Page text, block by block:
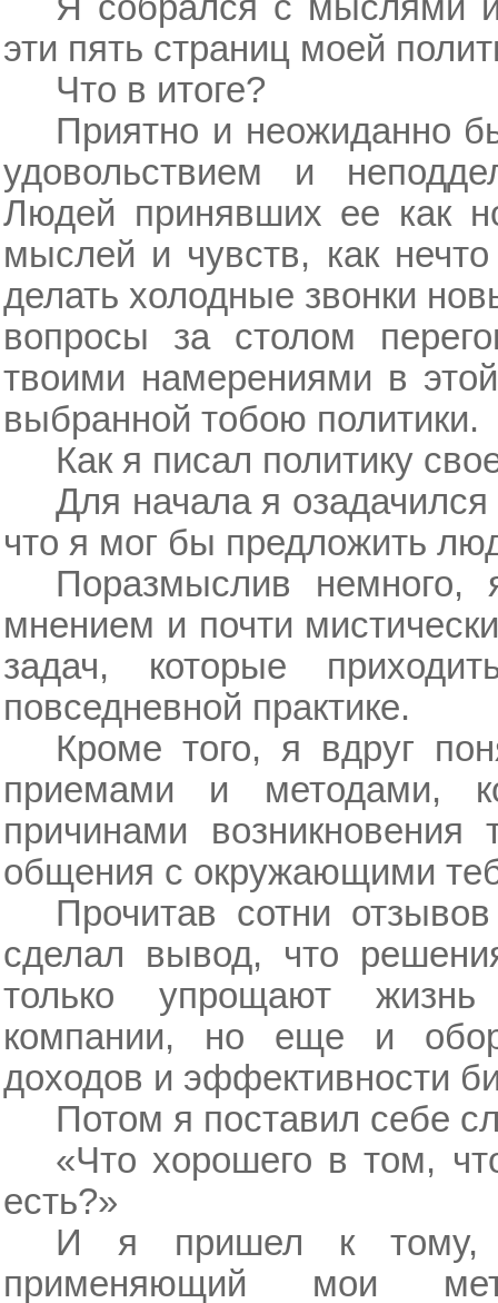
эти пять страниц моей
Что в итоге?
Приятно и неожиданно
удовольствием и
Людей принявших ее как
мыслей и чувств, как
делать холодные звонки
вопросы за столом
твоими намерениями в
выбранной тобою политики.
Как я писал политику
Для начала я
что я мог бы предложить
Поразмыслив
мнением и почти
задач, которые
повседневной практике.
Кроме того, я вдруг
приемами и методами,
причинами
общения с окружающими
Прочитав сотни
сделал вывод, что
только упрощают
компании, но еще и
доходов и эффективности
Потом я поставил себе
«Что хорошего в том,
есть?»
И я пришел к тому,
применяющий мои